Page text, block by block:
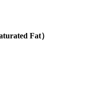
Fat）